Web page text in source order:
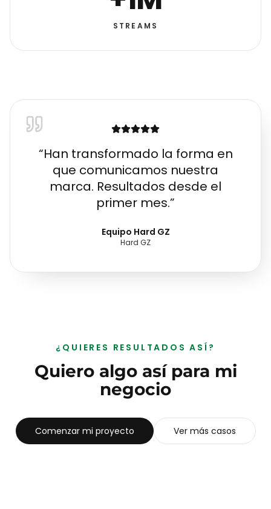
STREAMS
“Han transformado la forma en
que comunicamos nuestra
marca. Resultados desde el
primer mes.”
Equipo Hard GZ
Hard GZ
¿QUIERES RESULTADOS ASÍ?
Quiero algo así para mi
negocio
Comenzar mi proyecto Ver más casos